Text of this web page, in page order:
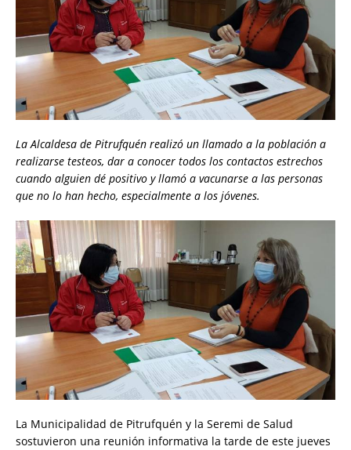
La Alcaldesa de Pitrufquén realizó un llamado a la población a
realizarse testeos, dar a conocer todos los contactos estrechos
cuando alguien dé positivo y llamó a vacunarse a las personas
que no lo han hecho, especialmente a los jóvenes.
La Municipalidad de Pitrufquén y la Seremi de Salud
sostuvieron una reunión informativa la tarde de este jueves